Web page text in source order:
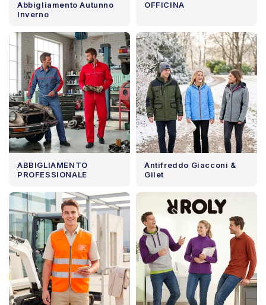
Abbigliamento Autunno
Inverno
OFFICINA
ABBIGLIAMENTO
PROFESSIONALE
Antifreddo Giacconi &
Gilet